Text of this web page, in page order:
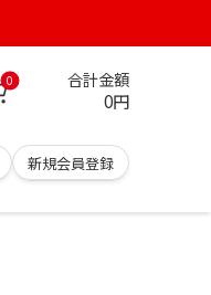
0 合計金額
0円
新規会員登録